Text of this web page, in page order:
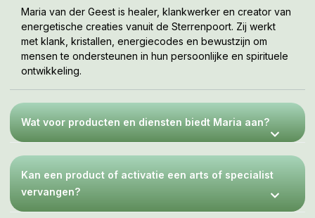
Maria van der Geest is healer, klankwerker en creator van
energetische creaties vanuit de Sterrenpoort. Zij werkt
met klank, kristallen, energiecodes en bewustzijn om
mensen te ondersteunen in hun persoonlijke en spirituele
ontwikkeling.
Wat voor producten en diensten biedt Maria aan?
Kan een product of activatie een arts of specialist
vervangen?